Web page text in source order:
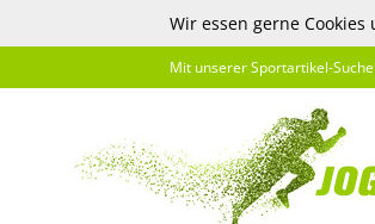
Wir essen gerne
Mit unserer Sportartikel-